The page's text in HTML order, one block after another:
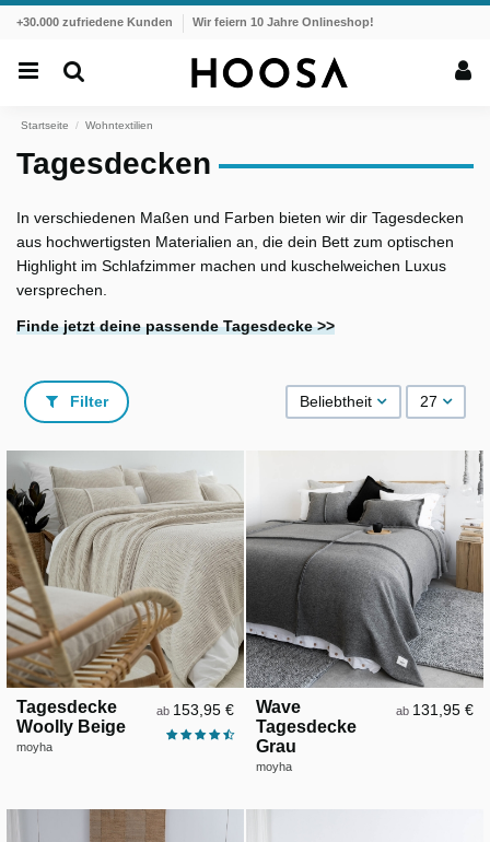
+30.000 zufriedene Kunden Wir feiern 10 Jahre Onlineshop!
Startseite Wohntextilien
Tagesdecken
In verschiedenen Maßen und Farben bieten wir dir Tagesdecken
aus hochwertigsten Materialien an, die dein Bett zum optischen
Highlight im Schlafzimmer machen und kuschelweichen Luxus
versprechen.
Finde jetzt deine passende Tagesdecke >>
Filter Beliebtheit 27
Tagesdecke
Woolly Beige
moyha
ab 153,95 €
Wave
Tagesdecke
Grau
moyha
ab 131,95 €